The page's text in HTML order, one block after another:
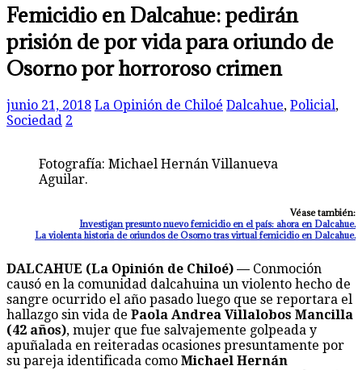
Femicidio en Dalcahue: pedirán
prisión de por vida para oriundo de
Osorno por horroroso crimen
junio 21, 2018 La Opinión de Chiloé Dalcahue, Policial,
Sociedad 2
Fotografía: Michael Hernán Villanueva
Aguilar.
Véase también:
Investigan presunto nuevo femicidio en el país: ahora en Dalcahue.
La violenta historia de oriundos de Osorno tras virtual femicidio en Dalcahue.
DALCAHUE (La Opinión de Chiloé) — Conmoción
causó en la comunidad dalcahuina un violento hecho de
sangre ocurrido el año pasado luego que se reportara el
hallazgo sin vida de Paola Andrea Villalobos Mancilla
(42 años), mujer que fue salvajemente golpeada y
apuñalada en reiteradas ocasiones presuntamente por
su pareja identificada como Michael Hernán